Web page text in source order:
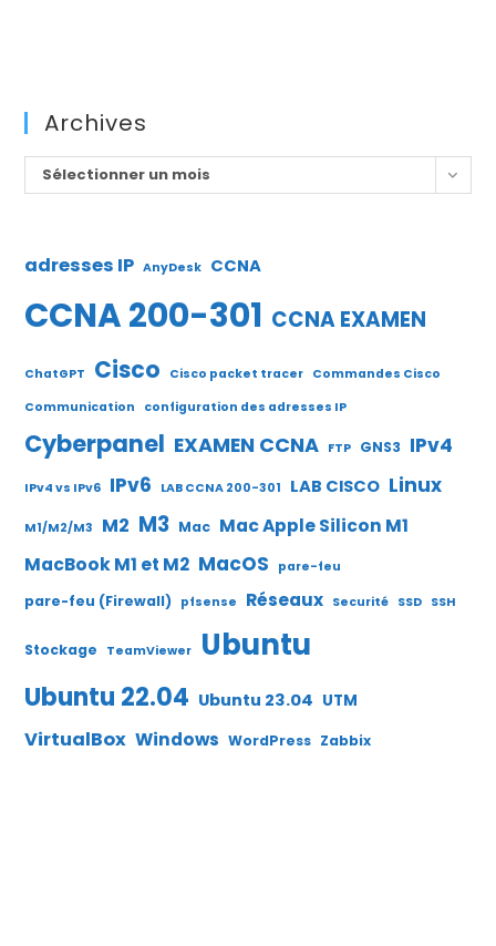
Archives
Archives
Sélectionner un mois
adresses IP AnyDesk CCNA
CCNA 200-301 CCNA EXAMEN
ChatGPT Cisco Cisco packet tracer Commandes Cisco
Communication
configuration des adresses IP
Cyberpanel EXAMEN CCNA FTP GNS3 IPv4
IPv4 vs IPv6 IPv6 LAB CCNA 200-301 LAB CISCO Linux
M1/M2/M3 M2 M3 Mac Mac Apple Silicon M1
MacBook M1 et M2 MacOS pare-feu
pare-feu (Firewall) pfsense Réseaux Securité SSD SSH
Stockage TeamViewer Ubuntu
Ubuntu 22.04 Ubuntu 23.04 UTM
VirtualBox Windows WordPress Zabbix